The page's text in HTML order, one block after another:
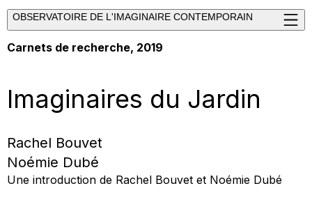
OBSERVATOIRE DE L'IMAGINAIRE CONTEMPORAIN
Carnets de recherche, 2019
Imaginaires du Jardin
Rachel Bouvet
Noémie Dubé
Une introduction de Rachel Bouvet et Noémie Dubé